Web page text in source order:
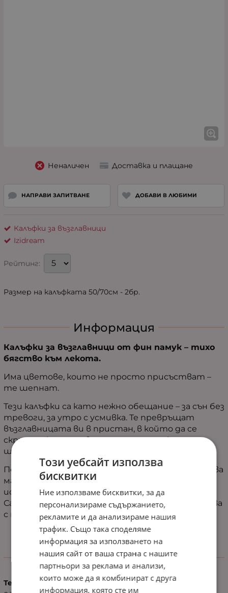
Неналичен Доставка и плащане
НАПРАВИ ЗАПИТВАНЕ ДОБАВИ В ЛЮБИМИ
Калъфки за възглавници
Izidream
Рейтинг:
Размер на калъфката 50/70см - 2бр.
Информация
Калъфки за възглавници от фин памук – тихо
бягство към лекота.
Има цветове, които не просто присъстват –
те шепнат.
Тези калъфки са като нежно обещание – за сън без
тревоги, за утро с усмивка. Те превръщат
възглавницата ви в пристан, в който да се
скриете, когато светът стане прекалено
шумен.
Подходящи са за онези вечери, когато ви трябва
малко нежност, и за онези сутрини, когато
искате още пет минути уют. Нищо излишно.
Само мекота, спокойствие и цвят, който лекува
с простотата си.
Характеристики
Тегло (кг.)
Този уебсайт използва
бисквитки
Ние използваме бисквитки, за да
персонализираме съдържанието,
рекламите и да анализираме нашия
трафик. Също така споделяме
информация за използването на
нашия сайт от ваша страна с нашите
партньори за реклама и анализи,
които може да я комбинират с друга
информация, която сте им